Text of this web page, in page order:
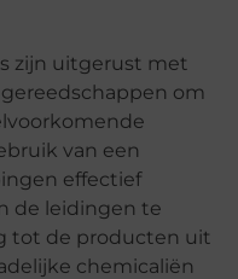
zijn uitgerust met
om
van een
effectief
de leidingen te
tot de producten uit
chemicaliën